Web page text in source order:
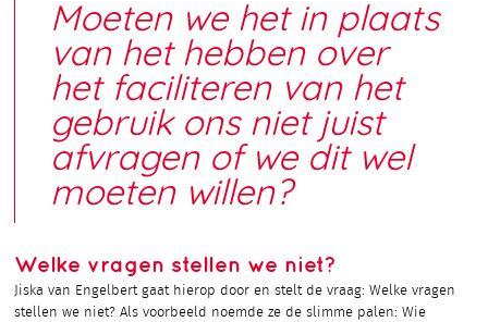
Moeten we het in plaats
van het hebben over
het faciliteren van het
gebruik ons niet juist
afvragen of we dit wel
moeten willen?
Welke vragen stellen we niet?
Jiska van Engelbert gaat hierop door en stelt de vraag: Welke vragen
stellen we niet? Als voorbeeld noemde ze de slimme palen: Wie